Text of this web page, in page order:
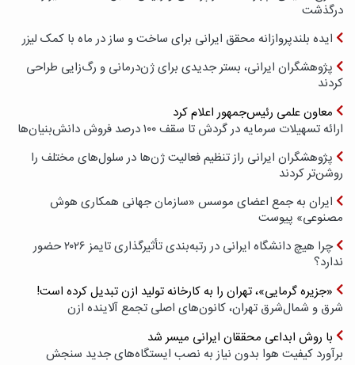
درگذشت
ایده بلندپروازانه محقق ایرانی برای ساخت و ساز در ماه با کمک لیزر
پژوهشگران ایرانی، بستر جدیدی برای ژن‌درمانی و رگ‌زایی طراحی
کردند
معاون علمی رئیس‌جمهور اعلام کرد
ارائه تسهیلات سرمایه در گردش تا سقف ۱۰۰ درصد فروش دانش‌بنیان‌ها
پژوهشگران ایرانی راز تنظیم فعالیت ژن‌ها در سلول‌های مختلف را
روشن‌تر کردند
ایران به جمع اعضای موسس «سازمان جهانی همکاری هوش
مصنوعی» پیوست
چرا هیچ دانشگاه ایرانی در رتبه‌بندی تأثیرگذاری تایمز ۲۰۲۶ حضور
ندارد؟
«جزیره گرمایی»، تهران را به کارخانه تولید ازن تبدیل کرده است!
شرق و شمال‌شرق تهران، کانون‌های اصلی تجمع آلاینده ازن
با روش ابداعی محققان ایرانی میسر شد
برآورد کیفیت هوا بدون نیاز به نصب ایستگاه‌های جدید سنجش